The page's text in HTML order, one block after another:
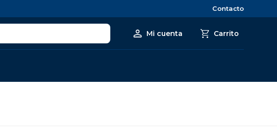
Contacto